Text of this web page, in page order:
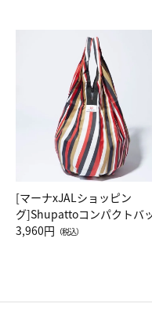
[マーナxJALショッピン
グ]Shupattoコンパクトバ
Drop JAL客室乗務員（LC）
3,960円 （税込）